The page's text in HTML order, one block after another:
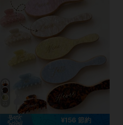
¥156 節約